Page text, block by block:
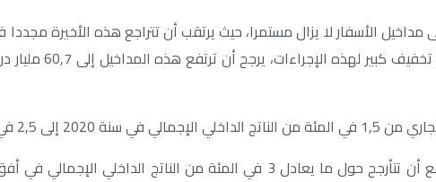
1,4 في المئة في 2022.
وبخصوص تدفقات الاستثمارات الأجنبية المباشرة، من المتوقع أن تتأرجح حول